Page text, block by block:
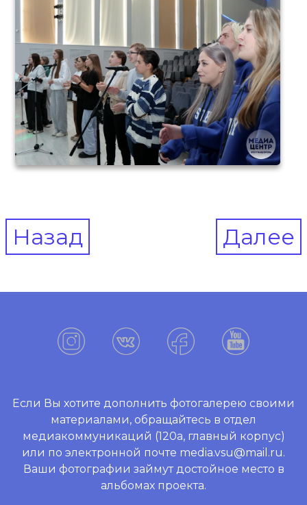
Post
navigation
Назад Далее
Если Вы хотите дополнить фотогалерею своими
материалами, обращайтесь в отдел
медиакоммуникаций (120а, главный корпус)
или по электронной почте media.vsu@mail.ru.
Ваши фотографии займут достойное место в
альбомах проекта.